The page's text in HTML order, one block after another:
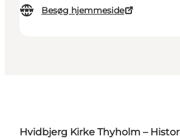
Besøg hjemmeside
Hvidbjerg Kirke Thyholm –